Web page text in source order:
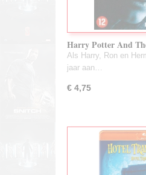
Harry Potter And
(SteelCase)(Blu-Ray
Als Harry, Ron en
jaar aan…
€ 4,75